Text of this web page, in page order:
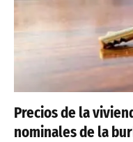
Precios de la
nominales de la